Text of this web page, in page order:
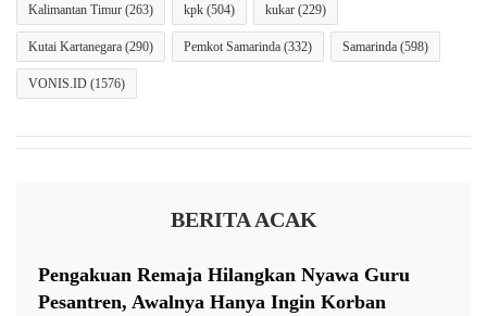
Kalimantan Timur (263) kpk (504) kukar (229)
Kutai Kartanegara (290) Pemkot Samarinda (332) Samarinda (598)
VONIS.ID (1576)
BERITA ACAK
Pengakuan Remaja Hilangkan Nyawa Guru
Pesantren, Awalnya Hanya Ingin Korban